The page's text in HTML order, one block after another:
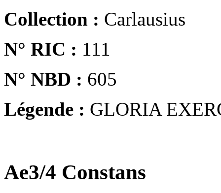
Collection : Carlausius
N° RIC : 111
N° NBD : 605
Légende : GLORIA
Ae3/4 Constans